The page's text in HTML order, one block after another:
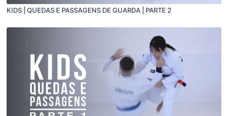
KIDS | QUEDAS E PASSAGENS DE GUARDA | PARTE 2